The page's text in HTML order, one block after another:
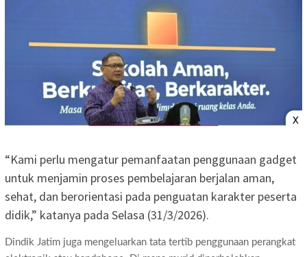
“Kami perlu mengatur pemanfaatan penggunaan gadget
untuk menjamin proses pembelajaran berjalan aman,
sehat, dan berorientasi pada penguatan karakter peserta
didik,” katanya pada Selasa (31/3/2026).
Dindik Jatim juga mengeluarkan tata tertib penggunaan perangkat